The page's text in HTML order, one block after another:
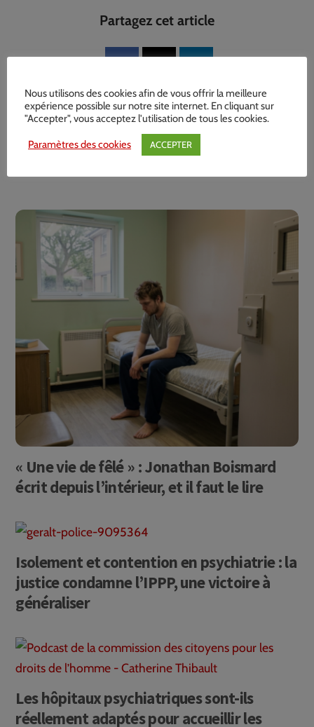
Partagez cet article
Related Posts
« Une vie de fêlé » : Jonathan Boismard
écrit depuis l’intérieur, et il faut le lire
Isolement et contention en psychiatrie : la
justice condamne l’IPPP, une victoire à
généraliser
Les hôpitaux psychiatriques sont-ils
réellement adaptés pour accueillir les
Nous utilisons des cookies afin de vous offrir la meilleure
expérience possible sur notre site internet. En cliquant sur
"Accepter", vous acceptez l'utilisation de tous les cookies.
Paramètres des cookies ACCEPTER